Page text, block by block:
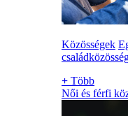
Közösségek
+ Több
Női és férfi